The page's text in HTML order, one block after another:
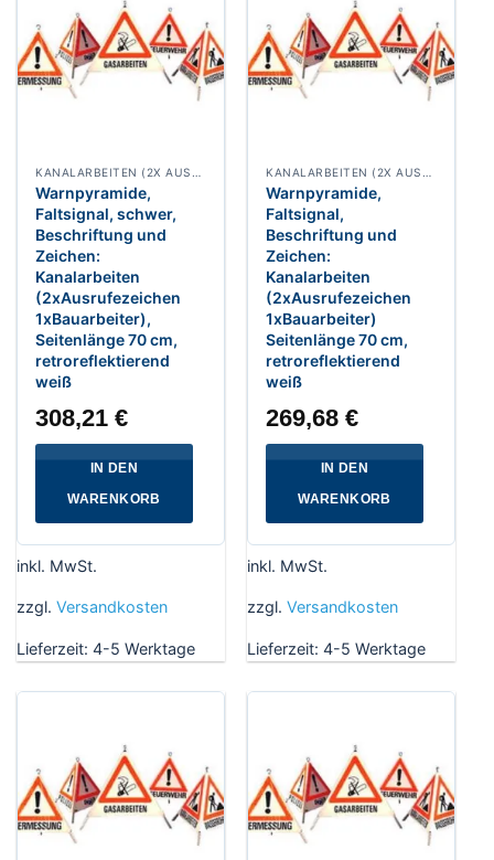
Warnpyramide,
Faltsignal, schwer,
Beschriftung und
Zeichen:
Kanalarbeiten
(2xAusrufezeichen
1xBauarbeiter),
Seitenlänge 70 cm,
retroreflektierend
weiß
308,21€
IN DEN
WARENKORB
inkl. MwSt.
zzgl. Versandkosten
Lieferzeit: 4-5 Werktage
Warnpyramide,
Faltsignal,
Beschriftung und
Zeichen:
Kanalarbeiten
(2xAusrufezeichen
1xBauarbeiter)
Seitenlänge 70 cm,
retroreflektierend
weiß
269,68€
IN DEN
WARENKORB
inkl. MwSt.
zzgl. Versandkosten
Lieferzeit: 4-5 Werktage